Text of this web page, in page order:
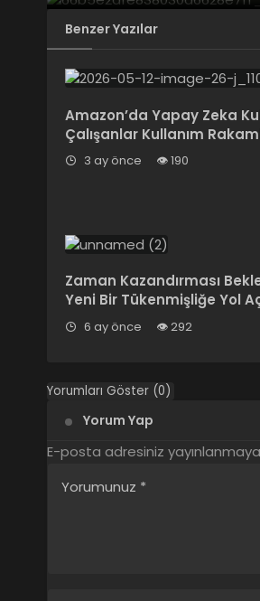
Artık tek bir Instagram
Benzer Yazılar
Amazon’da Yapay Zeka
Çalışanlar Kullanım
3 ay önce 190
Zaman Kazandırması
Yeni Bir Tükenmişliğe Yol
6 ay önce 292
Yorumları Göster (0)
Yorum Yap
E-posta adresiniz
Yorumunuz *